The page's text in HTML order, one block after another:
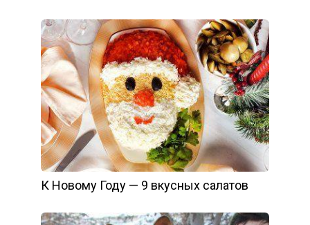
К Новому Году — 9 вкусных салатов